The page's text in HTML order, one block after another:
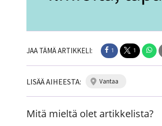
JAA TÄMÄ ARTIKKELI: 1 1
LISÄÄ AIHEESTA: vantaa
Mitä mieltä olet artikkelista?